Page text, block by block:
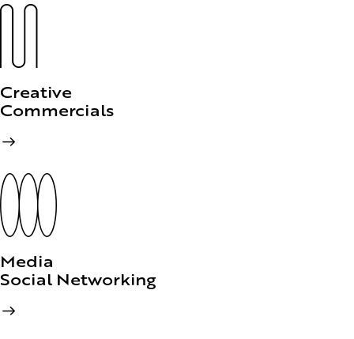
Creative
Commercials
Media
Social Networking